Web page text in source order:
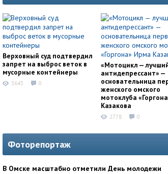
Верховный суд подтвердил
запрет на выброс веток в
мусорные контейнеры
3643 0
«Мотоцикл —
антидепрессант» —
основательница
женского омского
мотоклуба
Казакова
2778 0
Фоторепортаж
В Омске масштабно отметили День молодежи